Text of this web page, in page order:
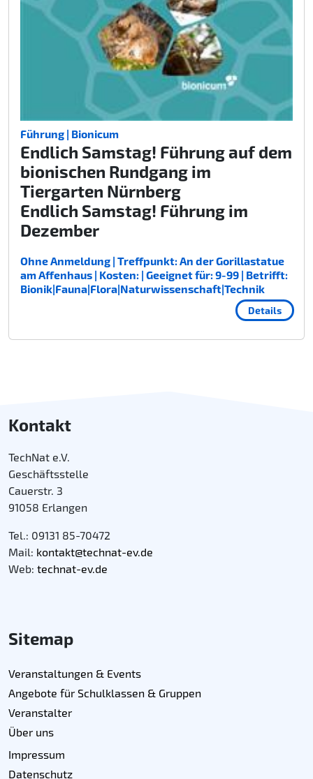
Führung | Bionicum
Endlich Samstag! Führung auf dem
bionischen Rundgang im
Tiergarten Nürnberg
Endlich Samstag! Führung im
Dezember
Ohne Anmeldung | Treffpunkt: An der Gorillastatue
am Affenhaus | Kosten: | Geeignet für: 9-99 | Betrifft:
Bionik|Fauna|Flora|Naturwissenschaft|Technik
Details
Kontakt
TechNat e.V.
Geschäftsstelle
Cauerstr. 3
91058 Erlangen
Tel.: 09131 85-70472
Mail: kontakt@technat-ev.de
Web: technat-ev.de
Sitemap
Veranstaltungen & Events
Angebote für Schulklassen & Gruppen
Veranstalter
Über uns
Impressum
Datenschutz